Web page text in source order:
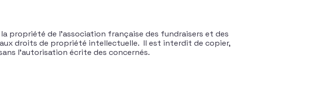
de l’association française des fundraisers et des
droits de propriété intellectuelle. Il est interdit de copier,
l’autorisation écrite des concernés.